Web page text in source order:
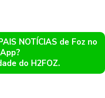
NOTÍCIAS de Foz no
do H2FOZ.